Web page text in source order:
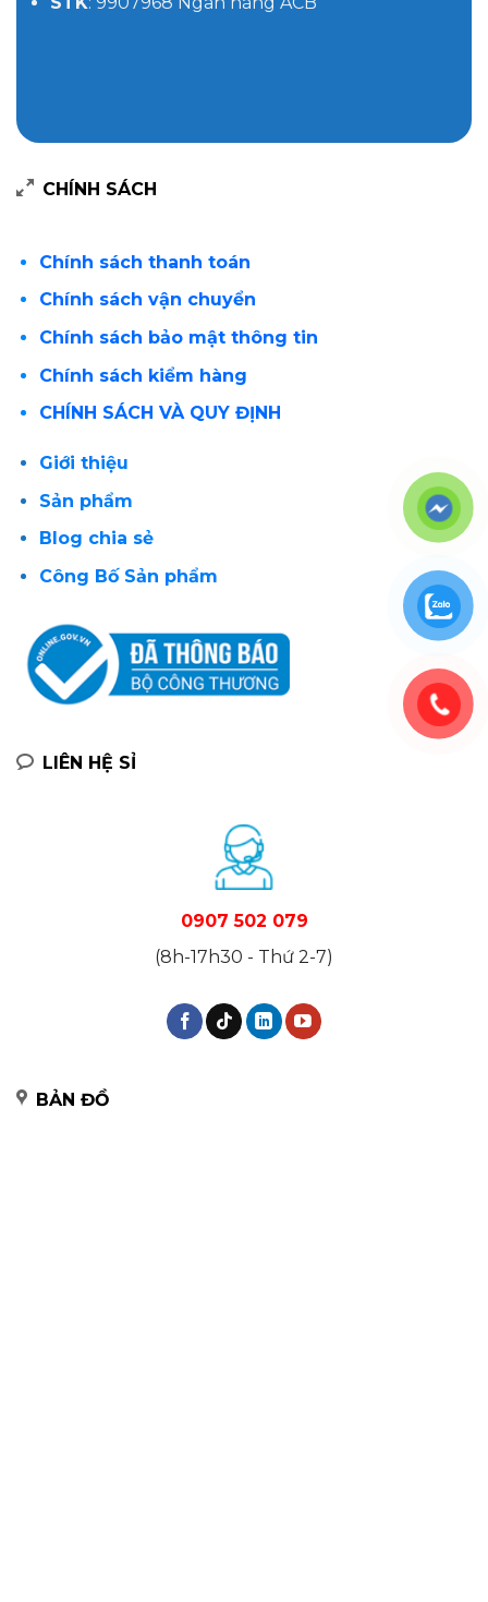
CHÍNH SÁCH
Chính sách thanh toán
Chính sách vận chuyển
Chính sách bảo mật thông tin
Chính sách kiểm hàng
CHÍNH SÁCH VÀ QUY ĐỊNH
Giới thiệu
Sản phẩm
Blog chia sẻ
Công Bố Sản phẩm
LIÊN HỆ SỈ
0907 502 079
(8h-17h30 - Thứ 2-7)
BẢN ĐỒ